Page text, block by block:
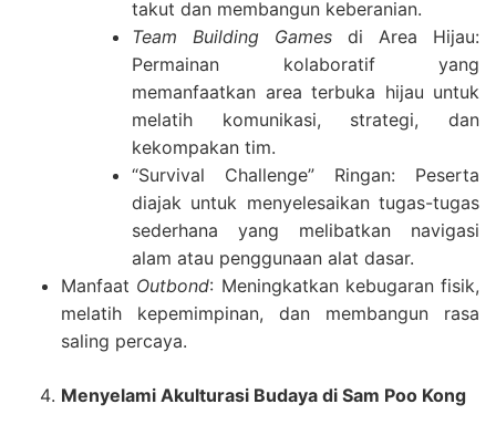
takut dan membangun keberanian.
Team Building Games di Area Hijau:
Permainan kolaboratif yang
memanfaatkan area terbuka hijau untuk
melatih komunikasi, strategi, dan
kekompakan tim.
“Survival Challenge” Ringan: Peserta
diajak untuk menyelesaikan tugas-tugas
sederhana yang melibatkan navigasi
alam atau penggunaan alat dasar.
Manfaat Outbond: Meningkatkan kebugaran fisik,
melatih kepemimpinan, dan membangun rasa
saling percaya.
Menyelami Akulturasi Budaya di Sam Poo Kong